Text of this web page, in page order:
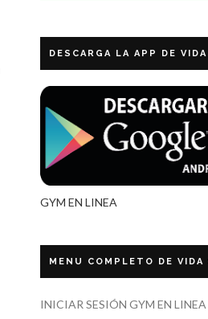
DESCARGA LA APP DE VIDA
GYM EN LINEA
MENU COMPLETO DE VIDA
INICIAR SESIÓN GYM EN LINEA